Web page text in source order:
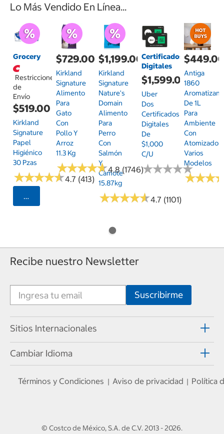
Lo Más Vendido En Línea...
Grocery
Restricciones
de
Envío
$519.00
Kirkland
Signature
Papel
Higiénico
30 Pzas
★★★★★
★★★★★4.7 (413)
Seleccionar Código Postal
$729.00
Kirkland
Signature
Alimento
Para
Gato
Con
Pollo Y
Arroz
11.3 Kg
★★★★★
★★★★★4.8 (1746)
$1,199.00
Kirkland
Signature
Nature's
Domain
Alimento
Para
Perro
Con
Salmón
Y
Camote
15.87kg
★★★★★
★★★★★4.7 (1101)
Certificados
Digitales
$1,599.00
Uber
Dos
Certificados
Digitales
De
$1,000
C/u
★★★★★
★★★★★
Antiga
1860
De 1L
Para
Ambiente
Con
Atomizador,
Varios
Modelos
★★★
★★★
Recibe nuestro Newsletter
Sitios Internacionales
Cambiar Idioma
Términos y Condiciones | Aviso de privacidad | Política
© Costco de México, S.A. de C.V.2013 - 2026.